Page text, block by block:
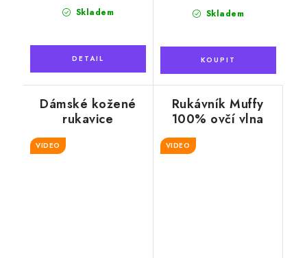
Skladem Skladem
Dámské kožené
rukavice
"Exclusive", černé
s kožešinou
VIDEO
Rukávník Muffy
100% ovčí vlna
VIDEO